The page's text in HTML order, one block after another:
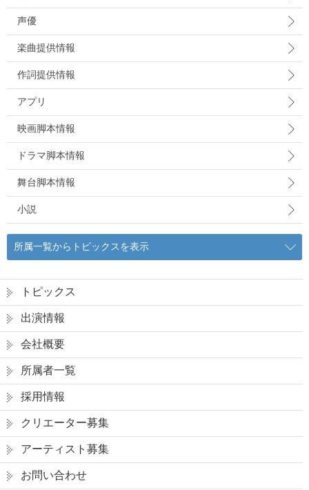
声優
楽曲提供情報
作詞提供情報
アプリ
映画脚本情報
ドラマ脚本情報
舞台脚本情報
小説
所属一覧からトピックスを表示
トピックス
出演情報
会社概要
所属者一覧
採用情報
クリエーター募集
アーティスト募集
お問い合わせ